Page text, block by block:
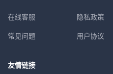
在线客服
常见问题
隐私政策
用户协议
友情链接